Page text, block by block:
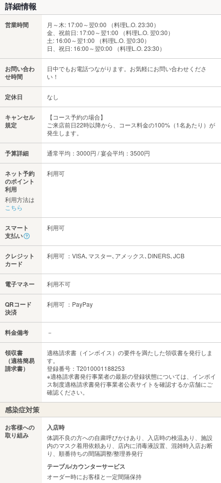
詳細情報
営業時間
月～木: 17:00～翌0:00 （料理L.O. 23:30）
金、祝前日: 17:00～翌1:00 （料理L.O. 翌0:30）
土: 16:00～翌1:00 （料理L.O. 翌0:30）
日、祝日: 16:00～翌0:00 （料理L.O. 23:30）
お問い合わ
せ時間
日中でもお電話つながります。お気軽にお問い合わせくださ
い！
定休日 なし
キャンセル
規定
【コース予約の場合】
ご来店前日22時以降から、コース料金の100%（1名あたり）が
発生します。
予算詳細 通常平均：3000円 / 宴会平均：3500円
ネット予約
のポイント
利用
利用方法は
こちら
利用可
スマート
支払い
利用可
クレジット
カード
利用可 ：VISA､マスター､アメックス､DINERS､JCB
電子マネー 利用不可
QRコード
決済
利用可 ：PayPay
料金備考 －
領収書
（適格簡易
請求書）
適格請求書（インボイス）の要件を満たした領収書を発行しま
す。
登録番号：T2010001188253
※適格請求書発行事業者の最新の登録状態については、インボイ
ス制度適格請求書発行事業者公表サイトを確認するか店舗にご
確認ください。
感染症対策
お客様への
取り組み
入店時
体調不良の方への自粛呼びかけあり、入店時の検温あり、施設
内のマスク着用依頼あり、店内に消毒液設置、混雑時入店お断
り、順番待ちの間隔調整/整理券発行
テーブル/カウンターサービス
オーダー時にお客様と一定間隔保持